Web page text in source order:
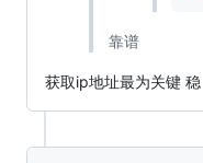
靠谱
获取ip地址最为关键 稳